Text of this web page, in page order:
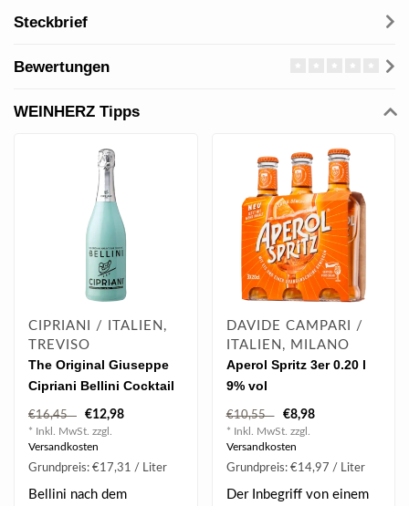
Steckbrief
Bewertungen
WEINHERZ Tipps
CIPRIANI / ITALIEN,
TREVISO
The Original Giuseppe
Cipriani Bellini Cocktail
0.75 l 5.50% vol
€16,45 €12,98
* Inkl. MwSt. zzgl.
Versandkosten
Grundpreis: €17,31 / Liter
Bellini nach dem
DAVIDE CAMPARI /
ITALIEN, MILANO
Aperol Spritz 3er 0.20 l
9% vol
€10,55 €8,98
* Inkl. MwSt. zzgl.
Versandkosten
Grundpreis: €14,97 / Liter
Der Inbegriff von einem